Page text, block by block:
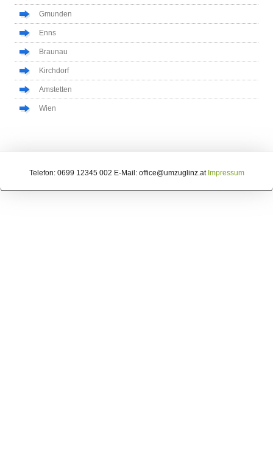
Gmunden
Enns
Braunau
Kirchdorf
Amstetten
Wien
Telefon: 0699 12345 002 E-Mail: office@umzuglinz.at Impressum